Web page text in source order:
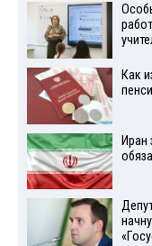
Как
Иран